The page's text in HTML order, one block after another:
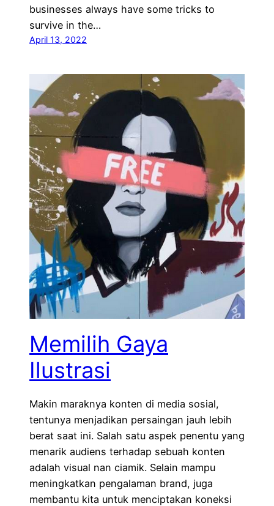
businesses always have some tricks to
survive in the…
April 13, 2022
Memilih Gaya
Ilustrasi
Makin maraknya konten di media sosial,
tentunya menjadikan persaingan jauh lebih
berat saat ini. Salah satu aspek penentu yang
menarik audiens terhadap sebuah konten
adalah visual nan ciamik. Selain mampu
meningkatkan pengalaman brand, juga
membantu kita untuk menciptakan koneksi